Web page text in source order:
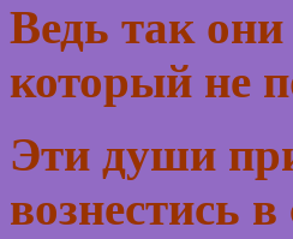
Ведь так
который не
Эти души
вознестись